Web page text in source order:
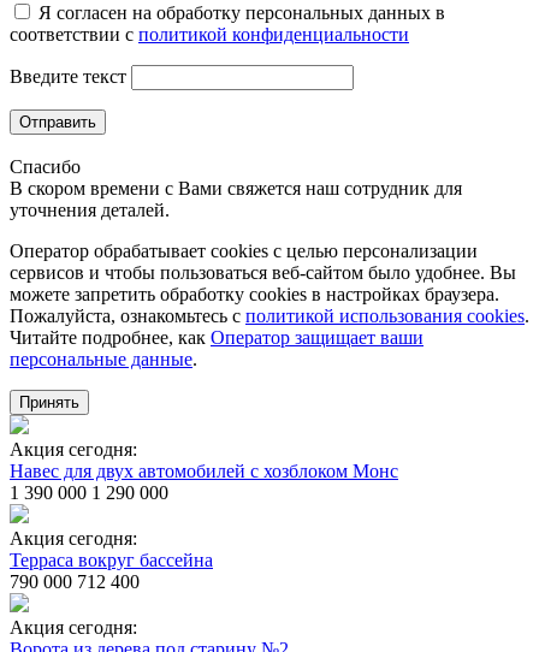
Я согласен на обработку персональных данных в
соответствии с политикой конфиденциальности
Введите текст
Отправить
Спасибо
В скором времени с Вами свяжется наш сотрудник для
уточнения деталей.
Оператор обрабатывает cookies с целью персонализации
сервисов и чтобы пользоваться веб-сайтом было удобнее. Вы
можете запретить обработку сookies в настройках браузера.
Пожалуйста, ознакомьтесь с политикой использования cookies.
Читайте подробнее, как Оператор защищает ваши
персональные данные.
Принять
Акция сегодня:
Навес для двух автомобилей с хозблоком Монс
1 390 000 1 290 000
Акция сегодня:
Терраса вокруг бассейна
790 000 712 400
Акция сегодня: